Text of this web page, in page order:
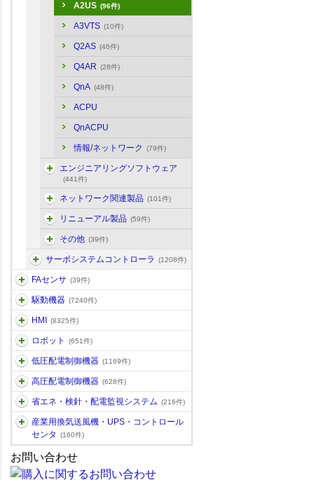
A2US (96件)
A3VTS (10件)
Q2AS (46件)
Q4AR (28件)
QnA (48件)
ACPU
QnACPU
情報/ネットワーク (79件)
エンジニアリングソフトウェア
(441件)
ネットワーク関連製品 (101件)
リニューアル製品 (59件)
その他 (39件)
サーボシステムコントローラ (1208件)
FAセンサ (39件)
駆動機器 (7240件)
HMI (8325件)
ロボット (651件)
低圧配電制御機器 (1169件)
高圧配電制御機器 (628件)
省エネ・検針・配電監視システム (216件)
産業用換気送風機・UPS・コントロール
センタ
(160件)
お問い合わせ